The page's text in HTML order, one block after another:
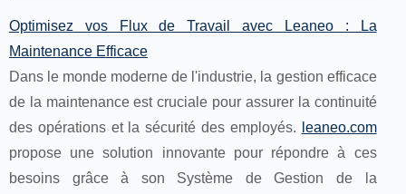
Optimisez vos Flux de Travail avec Leaneo : La
Maintenance Efficace
Dans le monde moderne de l'industrie, la gestion efficace
de la maintenance est cruciale pour assurer la continuité
des opérations et la sécurité des employés.
leaneo.com
propose une solution innovante pour répondre à ces
besoins grâce à son Système de Gestion de la